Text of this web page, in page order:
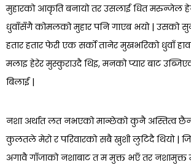
मुहारको आकृति बनायो तर उसलाई धित मरुन्जेल
धुवाँसँगै कोमलको मुहार पनि गाएब भयो | उसको
हतार हतार फेरी एक सर्को तानेर मुखभरिको धुवाँ
मलाइ हेरेर मुस्कुराउदै थिइ, मनको प्यार बाट
बिलाई |
नशा अर्थात लत नभएको मान्छेको कुनै अस्तित्व
कुलतले मेरो र परिवारको सबै खुशी लुटिदै थियो |
अगावै गाँजाको नशाबाट त म मुक्त भएँ तर नशामुक्त